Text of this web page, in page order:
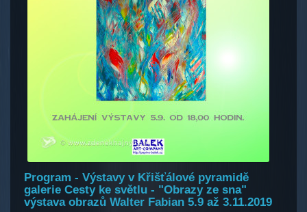
Program - Výstavy v Křišťálové pyramidě
galerie Cesty ke světlu - "Obrazy ze sna"
výstava obrazů Walter Fabian 5.9 až 3.11.2019